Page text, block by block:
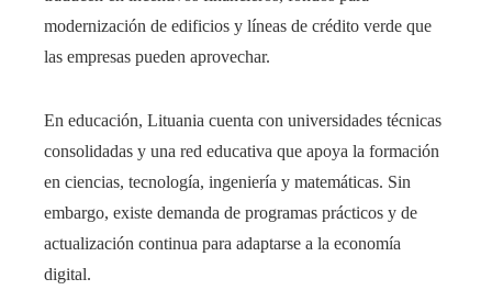
modernización de edificios y líneas de crédito verde que
las empresas pueden aprovechar.
En educación, Lituania cuenta con universidades técnicas
consolidadas y una red educativa que apoya la formación
en ciencias, tecnología, ingeniería y matemáticas. Sin
embargo, existe demanda de programas prácticos y de
actualización continua para adaptarse a la economía
digital.